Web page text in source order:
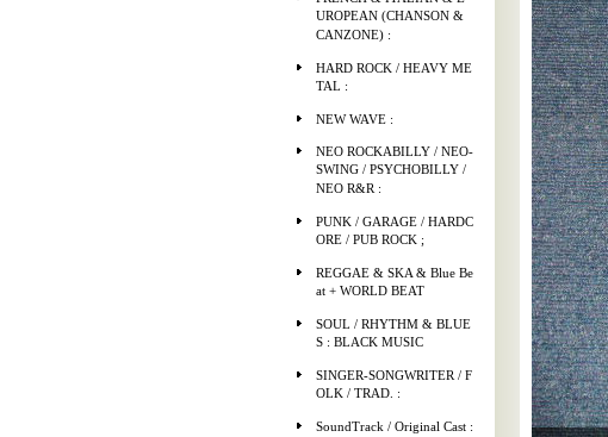
UROPEAN (CHANSON &
CANZONE) :
HARD ROCK / HEAVY ME
TAL :
NEW WAVE :
NEO ROCKABILLY / NEO-
SWING / PSYCHOBILLY /
NEO R&R :
PUNK / GARAGE / HARDC
ORE / PUB ROCK ;
REGGAE & SKA & Blue Be
at + WORLD BEAT
SOUL / RHYTHM & BLUE
S : BLACK MUSIC
SINGER-SONGWRITER / F
OLK / TRAD. :
SoundTrack / Original Cast :